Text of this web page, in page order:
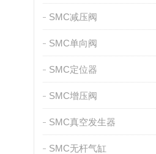
SMC减压阀
SMC单向阀
SMC定位器
SMC增压阀
SMC真空发生器
SMC无杆气缸